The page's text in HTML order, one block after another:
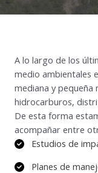
A lo largo de los
medio ambientales
mediana y pequeña
hidrocarburos,
De esta forma
acompañar entre
Estudios de
Planes de